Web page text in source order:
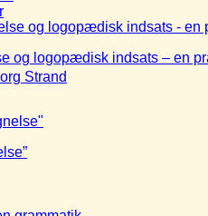
Strand
og logopædisk indsats – en